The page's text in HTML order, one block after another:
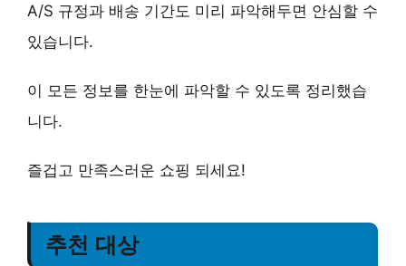
A/S 규정과 배송 기간도 미리 파악해두면 안심할 수
있습니다.
이 모든 정보를 한눈에 파악할 수 있도록 정리했습
니다.
즐겁고 만족스러운 쇼핑 되세요!
추천 대상